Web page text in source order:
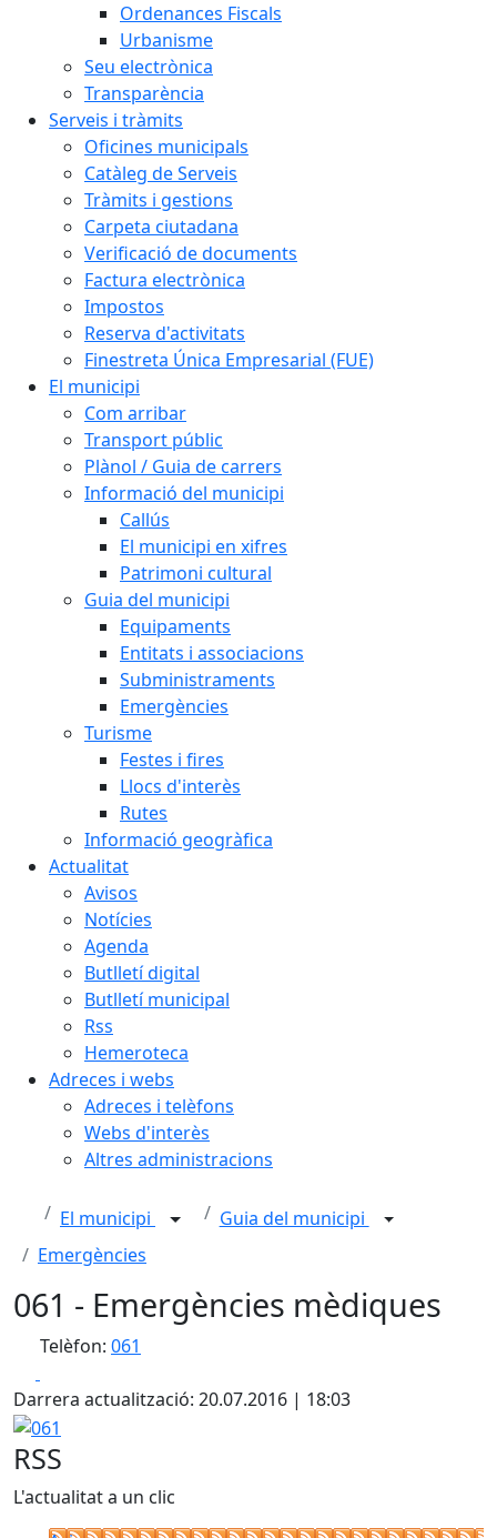
Ordenances Fiscals
Urbanisme
Seu electrònica
Transparència
Serveis i tràmits
Oficines municipals
Catàleg de Serveis
Tràmits i gestions
Carpeta ciutadana
Verificació de documents
Factura electrònica
Impostos
Reserva d'activitats
Finestreta Única Empresarial (FUE)
El municipi
Com arribar
Transport públic
Plànol / Guia de carrers
Informació del municipi
Callús
El municipi en xifres
Patrimoni cultural
Guia del municipi
Equipaments
Entitats i associacions
Subministraments
Emergències
Turisme
Festes i fires
Llocs d'interès
Rutes
Informació geogràfica
Actualitat
Avisos
Notícies
Agenda
Butlletí digital
Butlletí municipal
Rss
Hemeroteca
Adreces i webs
Adreces i telèfons
Webs d'interès
Altres administracions
El municipi
Guia del municipi
Emergències
061 - Emergències mèdiques
Telèfon: 061
Darrera actualització: 20.07.2016 | 18:03
061
RSS
L'actualitat a un clic